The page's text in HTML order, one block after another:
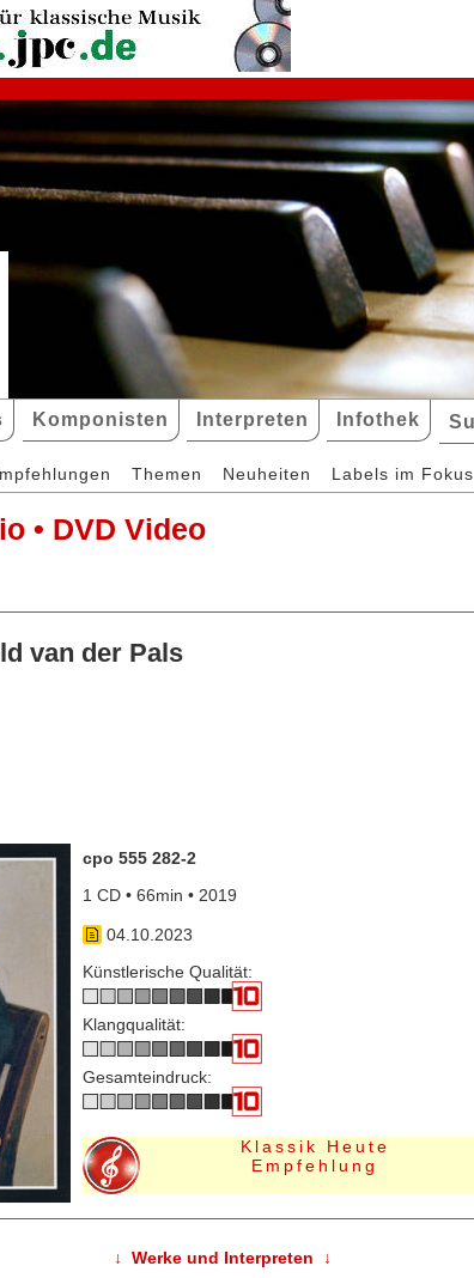
Komponisten Interpreten Infothek
Themen Neuheiten Labels im Fokus
• DVD Video
van der Pals
cpo 555 282-2
1 CD • 66min • 2019
04.10.2023
Künstlerische Qualität:
Klangqualität:
Gesamteindruck:
Klassik Heute
Empfehlung
↓ Werke und Interpreten ↓